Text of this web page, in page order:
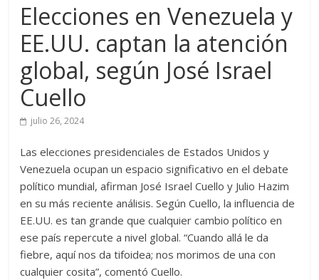
Elecciones en Venezuela y
EE.UU. captan la atención
global, según José Israel
Cuello
julio 26, 2024
Las elecciones presidenciales de Estados Unidos y
Venezuela ocupan un espacio significativo en el debate
político mundial, afirman José Israel Cuello y Julio Hazim
en su más reciente análisis. Según Cuello, la influencia de
EE.UU. es tan grande que cualquier cambio político en
ese país repercute a nivel global. “Cuando allá le da
fiebre, aquí nos da tifoidea; nos morimos de una con
cualquier cosita”, comentó Cuello.